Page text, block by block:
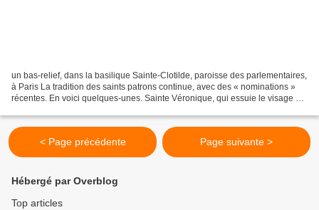
un bas-relief, dans la basilique Sainte-Clotilde, paroisse des parlementaires,
à Paris La tradition des saints patrons continue, avec des « nominations »
récentes. En voici quelques-unes. Sainte Véronique, qui essuie le visage du
< Page précédente Page suivante >
Hébergé par Overblog
Top articles